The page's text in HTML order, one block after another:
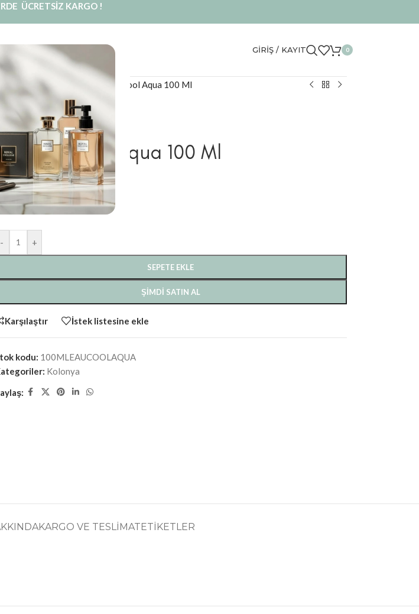
ÜCRETSİZ KARGO !
KURUMSAL GIRIŞ / KAYIT 0
/Kolonya Kolonya Cool Aqua 100 Ml
Cool Aqua 100 Ml
129,99
Cool Aqua
- +
SEPETE EKLE
ŞIMDI SATIN AL
Karşılaştır İstek listesine ekle
kodu: 100MLEAUCOOLAQUA
Kolonya
KARGO VE TESLIMATETIKETLER